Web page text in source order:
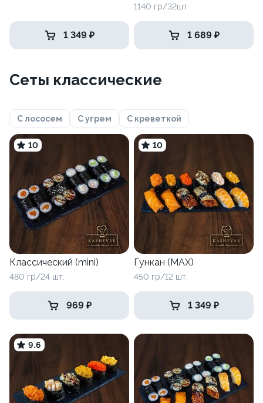
1 349 ₽
1140 гр/32шт
1 689 ₽
Сеты классические
С лососем С угрем С креветкой
10
Классический (mini)
480 гр/24 шт.
969 ₽
10
Гункан (MAX)
450 гр/12 шт.
1 349 ₽
9.6